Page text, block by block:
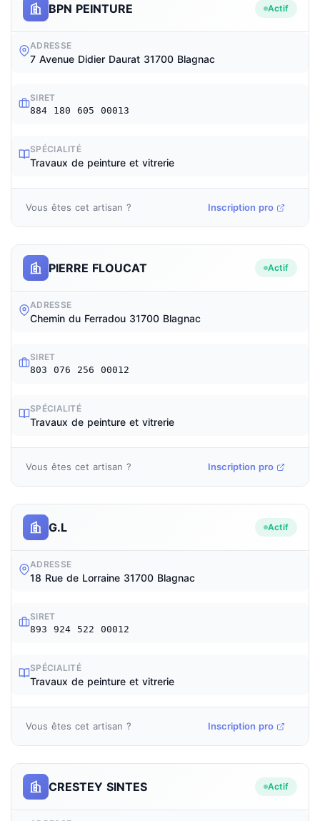
BPN PEINTURE Actif
ADRESSE
7 Avenue Didier Daurat 31700 Blagnac
SIRET
884 180 605 00013
SPÉCIALITÉ
Travaux de peinture et vitrerie
Vous êtes cet artisan ? Inscription pro
PIERRE FLOUCAT Actif
ADRESSE
Chemin du Ferradou 31700 Blagnac
SIRET
803 076 256 00012
SPÉCIALITÉ
Travaux de peinture et vitrerie
Vous êtes cet artisan ? Inscription pro
G.L Actif
ADRESSE
18 Rue de Lorraine 31700 Blagnac
SIRET
893 924 522 00012
SPÉCIALITÉ
Travaux de peinture et vitrerie
Vous êtes cet artisan ? Inscription pro
CRESTEY SINTES Actif